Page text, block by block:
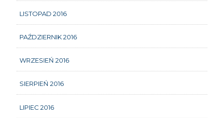
LISTOPAD 2016
PAŹDZIERNIK 2016
WRZESIEŃ 2016
SIERPIEŃ 2016
LIPIEC 2016